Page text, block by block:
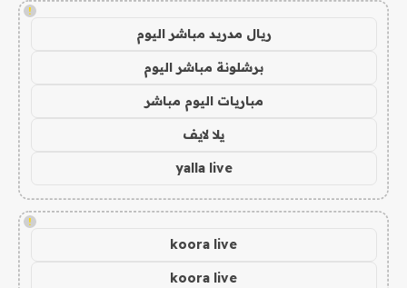
!
ريال مدريد مباشر اليوم
برشلونة مباشر اليوم
مباريات اليوم مباشر
يلا لايف
yalla live
!
koora live
koora live